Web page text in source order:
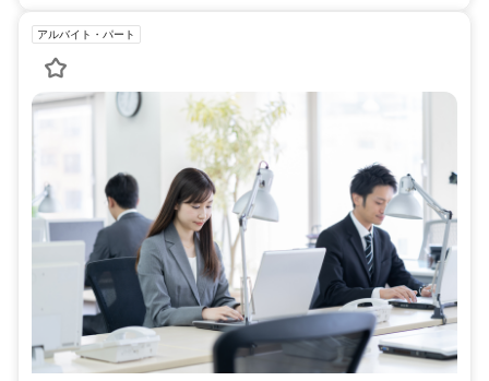
アルバイト・パート